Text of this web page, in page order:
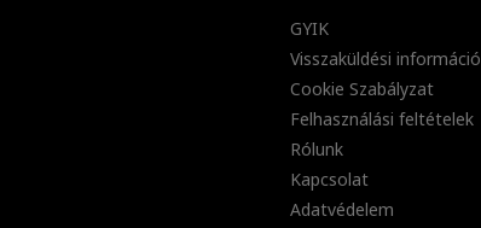
GYIK
Visszaküldési információ
Cookie Szabályzat
Felhasználási feltételek
Rólunk
Kapcsolat
Adatvédelem